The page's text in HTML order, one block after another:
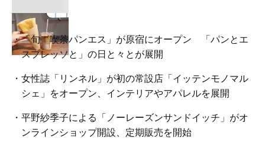
「旬゛喫茶パンエス」が原宿にオープン 「パンとエ
スプレッソと」の日と々とが展開
女性誌「リンネル」が初の常設店「イッテンモノマル
シェ」をオープン、インテリアやアパレルを展開
平野紗季子による「ノーレーズンサンドイッチ」がオ
ンラインショップ開設、定期販売を開始